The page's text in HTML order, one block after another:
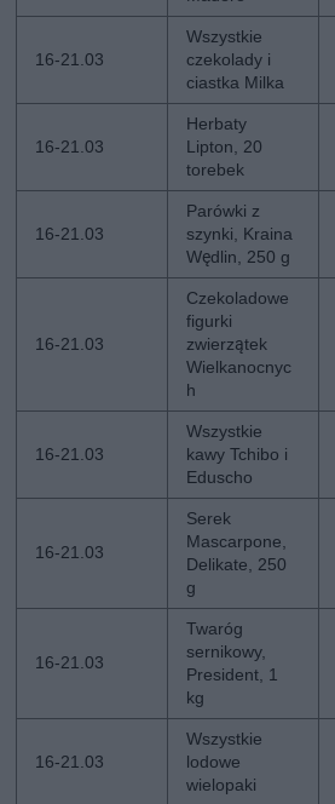
16-21.03
Wszystkie
czekolady i
ciastka Milka
16-21.03
Herbaty
Lipton, 20
torebek
16-21.03
Parówki z
szynki, Kraina
Wędlin, 250 g
16-21.03
Czekoladowe
figurki
zwierzątek
Wielkanocnyc
h
16-21.03
Wszystkie
kawy Tchibo i
Eduscho
16-21.03
Serek
Mascarpone,
Delikate, 250
g
16-21.03
Twaróg
sernikowy,
President, 1
kg
16-21.03
Wszystkie
lodowe
wielopaki